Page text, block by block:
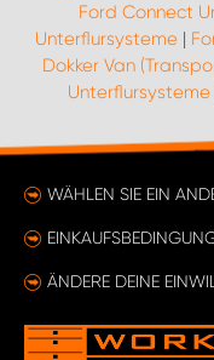
Ford Connect
Unterflursysteme |
Dokker Van
Unterflursysteme
WÄHLEN SIE EIN
ÄNDERE DEINE